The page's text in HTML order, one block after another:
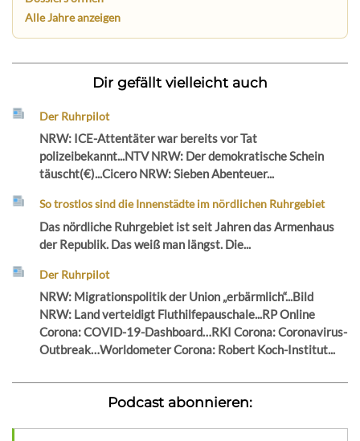
Alle Jahre anzeigen
Dir gefällt vielleicht auch
Der Ruhrpilot
NRW: ICE-Attentäter war bereits vor Tat
polizeibekannt...NTV NRW: Der demokratische Schein
täuscht(€)...Cicero NRW: Sieben Abenteuer...
So trostlos sind die Innenstädte im nördlichen Ruhrgebiet
Das nördliche Ruhrgebiet ist seit Jahren das Armenhaus
der Republik. Das weiß man längst. Die...
Der Ruhrpilot
NRW: Migrationspolitik der Union „erbärmlich“...Bild
NRW: Land verteidigt Fluthilfepauschale...RP Online
Corona: COVID-19-Dashboard…RKI Corona: Coronavirus-
Outbreak…Worldometer Corona: Robert Koch-Institut...
Podcast abonnieren: